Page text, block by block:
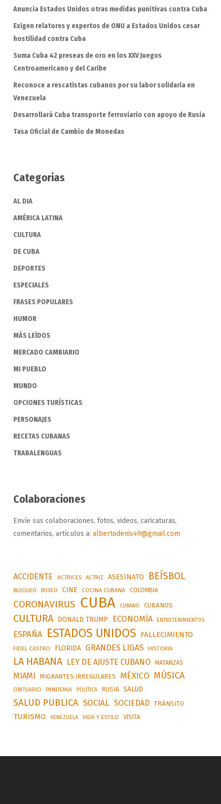
Anuncia Estados Unidos otras medidas punitivas contra Cuba
Exigen relatores y expertos de ONU a Estados Unidos cesar
hostilidad contra Cuba
Suma Cuba 42 preseas de oro en los XXV Juegos
Centroamericano y del Caribe
Reconoce a rescatistas cubanos por su labor solidaria en
Venezuela
Desarrollará Cuba transporte ferroviario con apoyo de Rusia
Tasa Oficial de Cambio de Monedas
Categorias
AL DIA
AMÉRICA LATINA
CULTURA
DE CUBA
DEPORTES
ESPECIALES
FRASES POPULARES
HUMOR
MÁS LEÍDOS
MERCADO CAMBIARIO
MI PUEBLO
MUNDO
OPCIONES TURÍSTICAS
PERSONAJES
RECETAS CUBANAS
TRABALENGUAS
Colaboraciones
Envíe sus colaboraciones, fotos, videos, caricaturas,
comentarios, artículos a: albertodenis49@gmail.com
ACCIDENTE ACTRICES ACTRIZ ASESINATO BEÍSBOL
BLOQUEO BOXEO CINE COCINA CUBANA COLOMBIA
CORONAVIRUS CUBA CUBANO CUBANOS
CULTURA DONALD TRUMP ECONOMÍA ENTRETENIMIENTOS
ESPAÑA ESTADOS UNIDOS FALLECIMIENTO
FIDEL CASTRO FLORIDA GRANDES LIGAS HISTORIA
LA HABANA LEY DE AJUSTE CUBANO MATANZAS
MIAMI MIGRANTES IRREGULARES MÉXICO MÚSICA
OBITUARIO PANDEMIA POLÍTICA RUSIA SALUD
SALUD PUBLICA SOCIAL SOCIEDAD TRÁNSITO
TURISMO VENEZUELA VIDA Y ESTILO VISITA